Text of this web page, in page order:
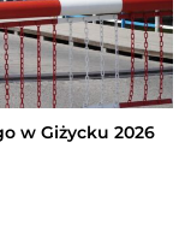
w Giżycku 2026